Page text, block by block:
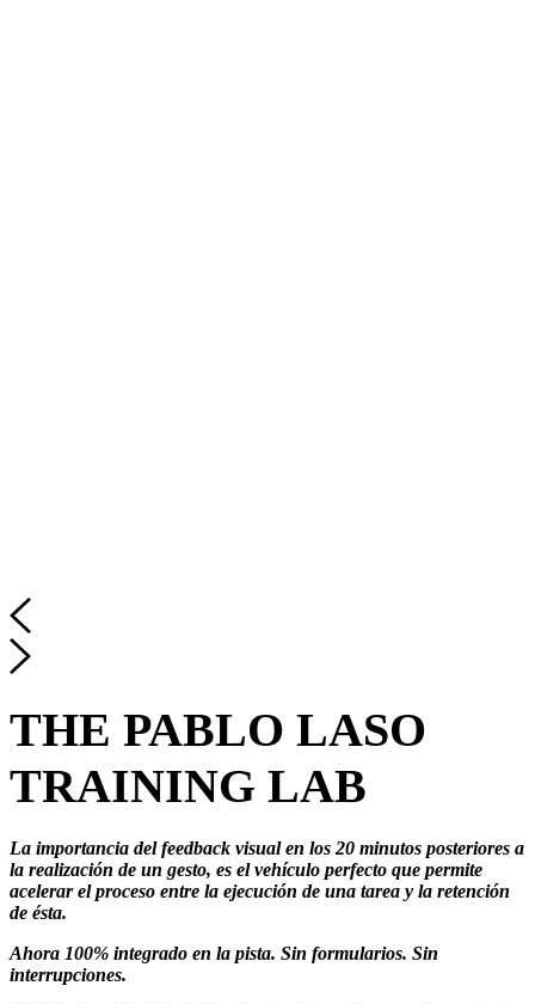
THE PABLO LASO
TRAINING LAB
La importancia del feedback visual en los 20 minutos posteriores a
la realización de un gesto, es el vehículo perfecto que permite
acelerar el proceso entre la ejecución de una tarea y la retención
de ésta.
Ahora 100% integrado en la pista. Sin formularios. Sin
interrupciones.